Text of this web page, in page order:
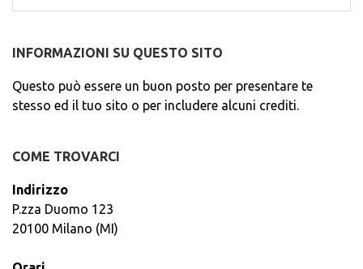
for:
INFORMAZIONI SU QUESTO SITO
Questo può essere un buon posto per presentare te
stesso ed il tuo sito o per includere alcuni crediti.
COME TROVARCI
Indirizzo
P.zza Duomo 123
20100 Milano (MI)